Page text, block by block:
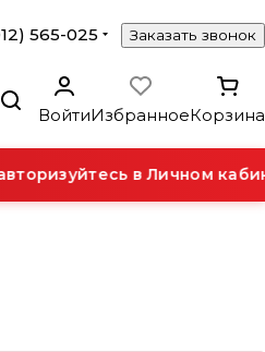
565-025 Заказать звонок
ВойтиИзбранноеКорзина
в Личном